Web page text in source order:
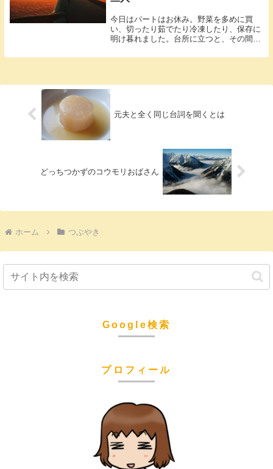
今日はパートはお休み。野菜を多めに買
い、切ったり茹でたり冷凍したり、保存に
明け暮れました。台所に立つと、その間だ
元夫と全く同じ台詞を聞くとは
どっちつかずのコウモリおばさん
ホーム つぶやき
Google検索
プロフィール